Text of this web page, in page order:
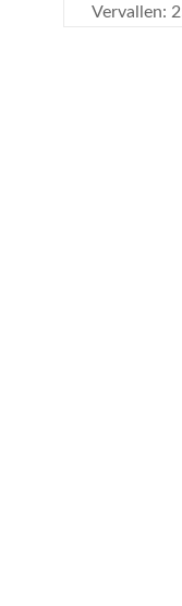
Vervallen: